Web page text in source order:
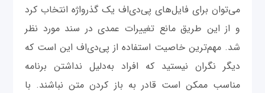
می‌توان برای فایل‌های پی‌دی‌اف یک گذرواژه انتخاب کرد
و از این طریق مانع تغییرات عمدی در سند مورد نظر
شد. مهم‌ترین خاصیت استفاده از پی‌دی‌اف این است که
دیگر نگران نیستید که افراد به‌دلیل نداشتن برنامه‌
مناسب ممکن است قادر به باز کردن متن نباشند. با